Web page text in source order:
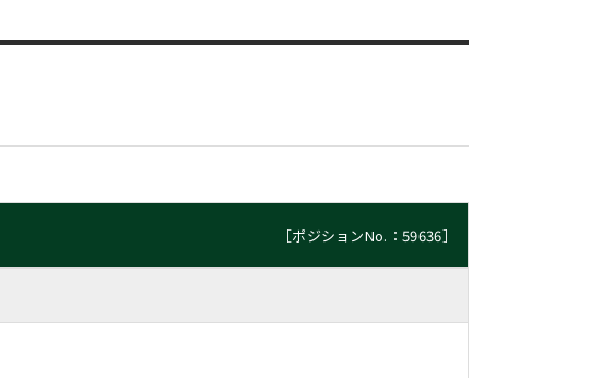
［ポジションNo.：59636］